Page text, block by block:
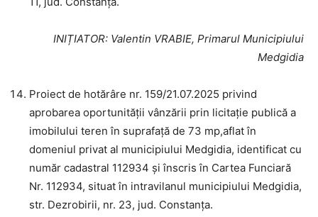
INIȚIATOR: Valentin VRABIE, Primarul Municipiului
Medgidia
Proiect de hotărâre nr. 159/21.07.2025 privind
aprobarea oportunității vânzării prin licitație publică a
imobilului teren în suprafață de 73 mp,aflat în
domeniul privat al municipiului Medgidia, identificat cu
număr cadastral 112934 și înscris în Cartea Funciară
Nr. 112934, situat în intravilanul municipiului Medgidia,
str. Dezrobirii, nr. 23, jud. Constanța.